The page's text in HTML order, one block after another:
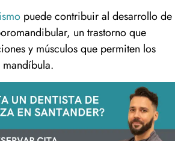
puede contribuir al desarrollo de
un trastorno que
y músculos que permiten los